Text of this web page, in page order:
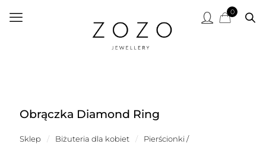
0
Obrączka Diamond Ring
Sklep / Biżuteria dla kobiet /
Pierścionki /